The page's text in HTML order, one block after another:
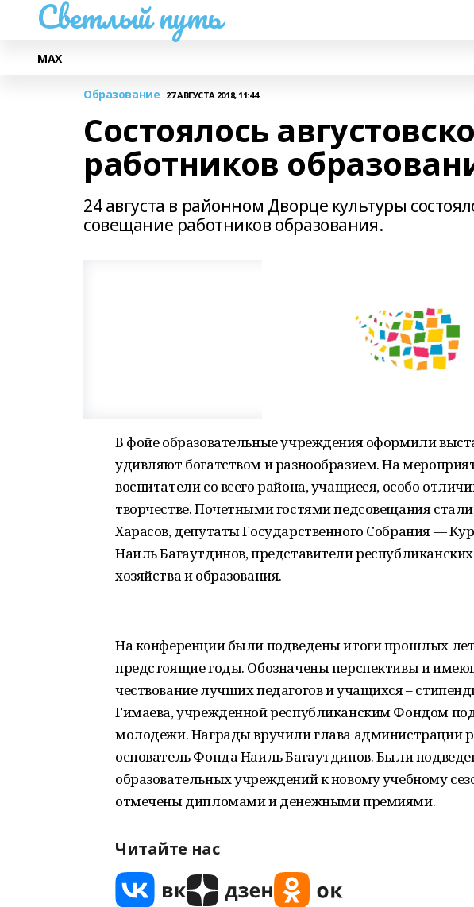
Светлый путь
МАХ
Образование 27 АВГУСТА 2018, 11:44
Состоялось
работников
24 августа в районном Дворце культуры
совещание работников образования.
В фойе образовательные учреждения оформили
удивляют богатством и разнообразием. На
воспитатели со всего района, учащиеся, особо
творчестве. Почетными гостями педсовещания
Харасов, депутаты Государственного Собрания —
Наиль Багаутдинов, представители
хозяйства и образования.
На конференции были подведены итоги прошлых
предстоящие годы. Обозначены перспективы и
чествование лучших педагогов и учащихся –
Гимаева, учрежденной республиканским Фондом
молодежи. Награды вручили глава администрации
основатель Фонда Наиль Багаутдинов. Были
образовательных учреждений к новому учебному
отмечены дипломами и денежными премиями.
Читайте нас